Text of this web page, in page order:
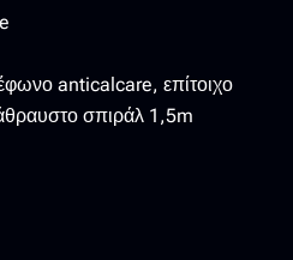
anticalcare, επίτοιχο
σπιράλ 1,5m